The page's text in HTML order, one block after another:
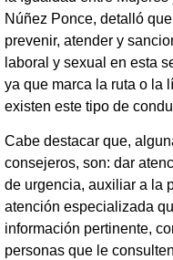
Núñez Ponce, detalló
prevenir, atender y
laboral y sexual en esta
ya que marca la ruta o la
existen este tipo de
Cabe destacar que,
consejeros, son: dar
de urgencia, auxiliar a la
atención especializada
información pertinente,
personas que le